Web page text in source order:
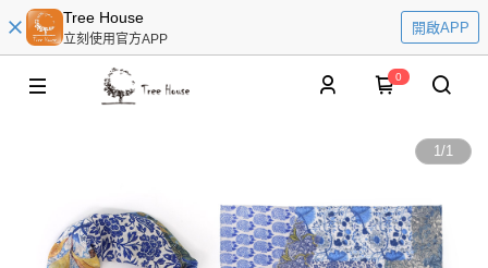
Tree House
立刻使用官方APP
開啟APP
0
1/1